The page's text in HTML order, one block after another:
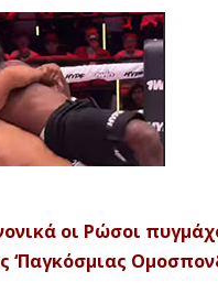
οι Ρώσοι
‘Παγκόσμιας